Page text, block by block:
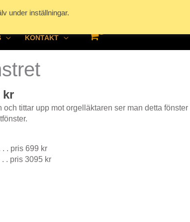
KONTAKT
krPrisintervall:
699 kr
till
och tittar upp mot orgelläktaren ser man detta
. . pris 699 kr
. . pris 3095 kr
under inställningar.